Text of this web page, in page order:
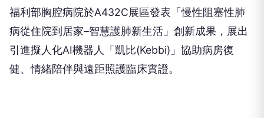
福利部胸腔病院於A432C展區發表「慢性阻塞性肺
病從住院到居家–智慧護肺新生活」創新成果，展出
引進擬人化AI機器人「凱比(Kebbi)」協助病房復
健、情緒陪伴與遠距照護臨床實證。